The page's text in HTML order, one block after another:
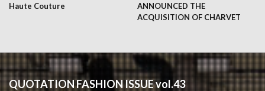
Haute Couture
ANNOUNCED THE
ACQUISITION OF CHARVET
QUOTATION FASHION ISSUE vol.43